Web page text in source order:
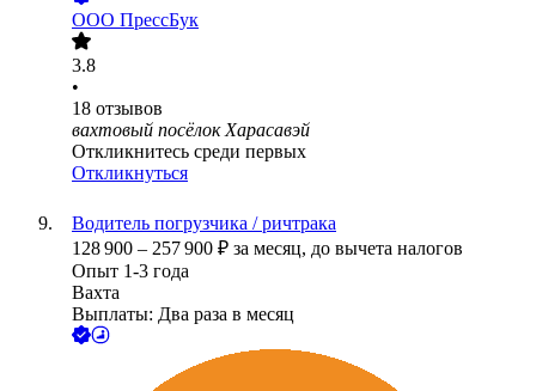
ООО ПрессБук
3.8
•
18 отзывов
вахтовый посёлок Харасавэй
Откликнитесь среди первых
Откликнуться
Водитель погрузчика / ричтрака
128 900 – 257 900 ₽ за месяц, до вычета налогов
Опыт 1-3 года
Вахта
Выплаты: Два раза в месяц